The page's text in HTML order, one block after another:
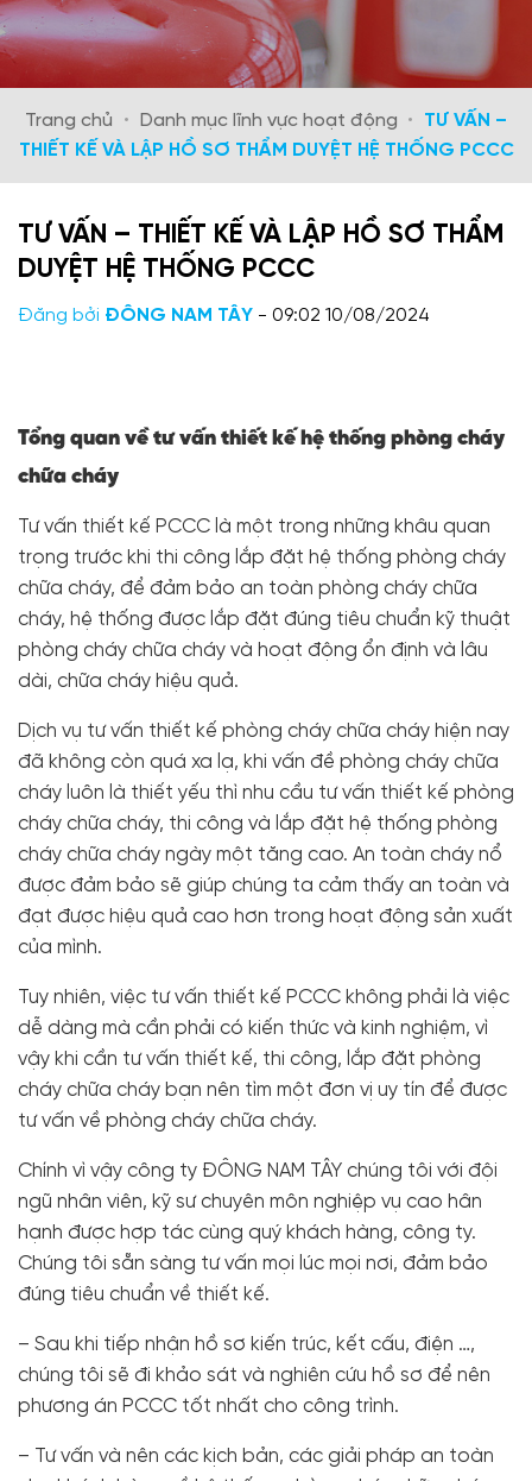
Trang chủ • Danh mục lĩnh vực hoạt động •
TƯ VẤN –
THIẾT KẾ VÀ LẬP HỒ SƠ THẨM DUYỆT HỆ THỐNG PCCC
TƯ VẤN – THIẾT KẾ VÀ LẬP HỒ SƠ THẨM
DUYỆT HỆ THỐNG PCCC
Đăng bởi ĐÔNG NAM TÂY - 09:02 10/08/2024
Tổng quan về tư vấn thiết kế hệ thống phòng cháy
chữa cháy
Tư vấn thiết kế PCCC là một trong những khâu quan
trọng trước khi thi công lắp đặt hệ thống phòng cháy
chữa cháy, để đảm bảo an toàn phòng cháy chữa
cháy, hệ thống được lắp đặt đúng tiêu chuẩn kỹ thuật
phòng cháy chữa cháy và hoạt động ổn định và lâu
dài, chữa cháy hiệu quả.
Dịch vụ tư vấn thiết kế phòng cháy chữa cháy hiện nay
đã không còn quá xa lạ, khi vấn đề phòng cháy chữa
cháy luôn là thiết yếu thì nhu cầu tư vấn thiết kế phòng
cháy chữa cháy, thi công và lắp đặt hệ thống phòng
cháy chữa cháy ngày một tăng cao. An toàn cháy nổ
được đảm bảo sẽ giúp chúng ta cảm thấy an toàn và
đạt được hiệu quả cao hơn trong hoạt động sản xuất
của mình.
Tuy nhiên, việc tư vấn thiết kế PCCC không phải là việc
dễ dàng mà cần phải có kiến ​​thức và kinh nghiệm, vì
vậy khi cần tư vấn thiết kế, thi công, lắp đặt phòng
cháy chữa cháy bạn nên tìm một đơn vị uy tín để được
tư vấn về phòng cháy chữa cháy.
Chính vì vậy công ty ĐÔNG NAM TÂY chúng tôi với đội
ngũ nhân viên, kỹ sư chuyên môn nghiệp vụ cao hân
hạnh được hợp tác cùng quý khách hàng, công ty.
Chúng tôi sẵn sàng tư vấn mọi lúc mọi nơi, đảm bảo
đúng tiêu chuẩn về thiết kế.
– Sau khi tiếp nhận hồ sơ kiến trúc, kết cấu, điện …,
chúng tôi sẽ đi khảo sát và nghiên cứu hồ sơ để nên
phương án PCCC tốt nhất cho công trình.
– Tư vấn và nên các kịch bản, các giải pháp an toàn